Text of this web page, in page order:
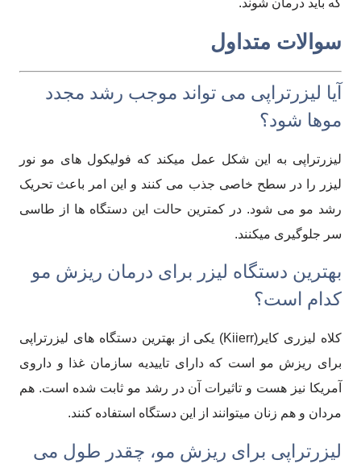
سوالات متداول
آیا لیزرتراپی می تواند موجب رشد مجدد
موها شود؟
لیزرتراپی به این شکل عمل میکند که فولیکول های مو نور
لیزر را در سطح خاصی جذب می کنند و این امر باعث تحریک
رشد مو می شود. در کمترین حالت این دستگاه ها از طاسی
سر جلوگیری میکنند.
بهترین دستگاه لیزر برای درمان ریزش مو
کدام است؟
کلاه لیزری کایر(Kiierr) یکی از بهترین دستگاه های لیزرتراپی
برای ریزش مو است که دارای تاییدیه سازمان غذا و داروی
آمریکا نیز هست و تاثیرات آن در رشد مو ثابت شده است. هم
مردان و هم زنان میتوانند از این دستگاه استفاده کنند.
لیزرتراپی برای ریزش مو، چقدر طول می